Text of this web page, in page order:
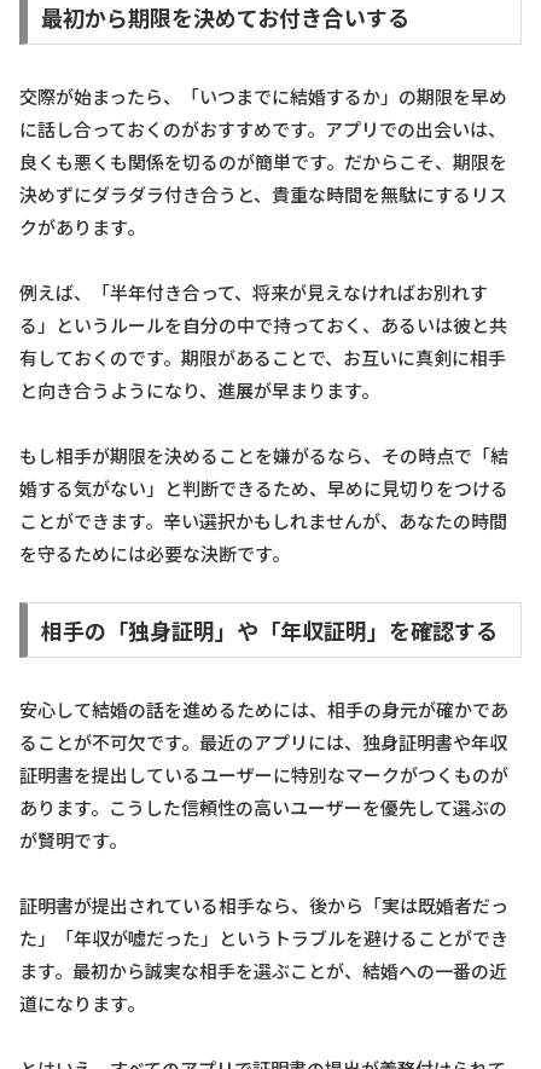
最初から期限を決めてお付き合いする
交際が始まったら、「いつまでに結婚するか」の期限を早め
に話し合っておくのがおすすめです。アプリでの出会いは、
良くも悪くも関係を切るのが簡単です。だからこそ、期限を
決めずにダラダラ付き合うと、貴重な時間を無駄にするリス
クがあります。
例えば、「半年付き合って、将来が見えなければお別れす
る」というルールを自分の中で持っておく、あるいは彼と共
有しておくのです。期限があることで、お互いに真剣に相手
と向き合うようになり、進展が早まります。
もし相手が期限を決めることを嫌がるなら、その時点で「結
婚する気がない」と判断できるため、早めに見切りをつける
ことができます。辛い選択かもしれませんが、あなたの時間
を守るためには必要な決断です。
相手の「独身証明」や「年収証明」を確認する
安心して結婚の話を進めるためには、相手の身元が確かであ
ることが不可欠です。最近のアプリには、独身証明書や年収
証明書を提出しているユーザーに特別なマークがつくものが
あります。こうした信頼性の高いユーザーを優先して選ぶの
が賢明です。
証明書が提出されている相手なら、後から「実は既婚者だっ
た」「年収が嘘だった」というトラブルを避けることができ
ます。最初から誠実な相手を選ぶことが、結婚への一番の近
道になります。